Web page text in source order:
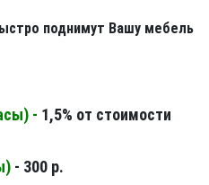
поднимут Вашу мебель
- 1,5% от стоимости
) - 300 р.